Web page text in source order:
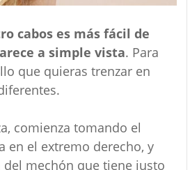
cabos es más fácil de
a simple vista. Para
que quieras trenzar en
comienza tomando el
en el extremo derecho, y
mechón que tiene justo